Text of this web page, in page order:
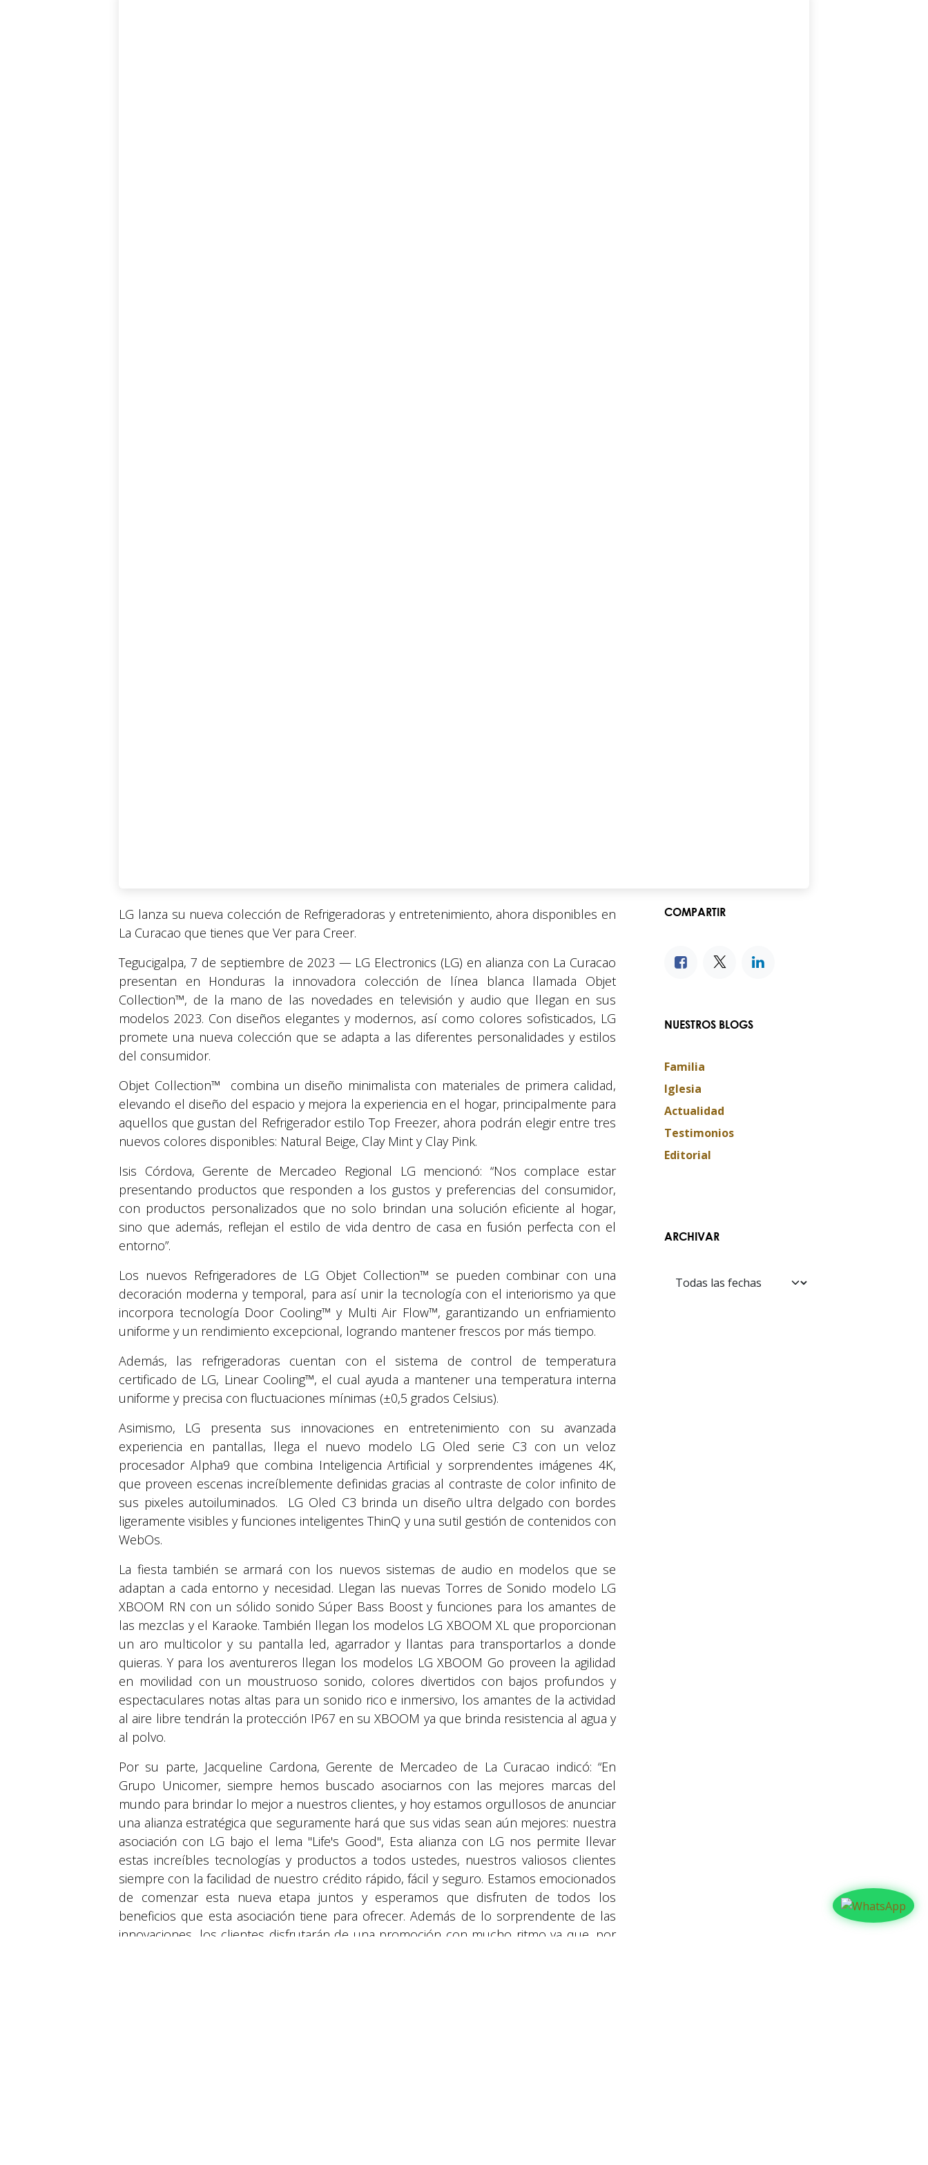
LG lanza su nueva colección de Refrigeradoras y entretenimiento, ahora disponibles en
La Curacao que tienes que Ver para Creer.
Tegucigalpa, 7 de septiembre de 2023 — LG Electronics (LG) en alianza con La Curacao
presentan en Honduras la innovadora colección de línea blanca llamada Objet
Collection™, de la mano de las novedades en televisión y audio que llegan en sus
modelos 2023. Con diseños elegantes y modernos, así como colores sofisticados, LG
promete una nueva colección que se adapta a las diferentes personalidades y estilos
del consumidor.
Objet Collection™ combina un diseño minimalista con materiales de primera calidad,
elevando el diseño del espacio y mejora la experiencia en el hogar, principalmente para
aquellos que gustan del Refrigerador estilo Top Freezer, ahora podrán elegir entre tres
nuevos colores disponibles: Natural Beige, Clay Mint y Clay Pink.
Isis Córdova, Gerente de Mercadeo Regional LG mencionó: “Nos complace estar
presentando productos que responden a los gustos y preferencias del consumidor,
con productos personalizados que no solo brindan una solución eficiente al hogar,
sino que además, reflejan el estilo de vida dentro de casa en fusión perfecta con el
entorno”.
Los nuevos Refrigeradores de LG Objet Collection™ se pueden combinar con una
decoración moderna y temporal, para así unir la tecnología con el interiorismo ya que
incorpora tecnología Door Cooling™ y Multi Air Flow™, garantizando un enfriamiento
uniforme y un rendimiento excepcional, logrando mantener frescos por más tiempo.
Además, las refrigeradoras cuentan con el sistema de control de temperatura
certificado de LG, Linear Cooling™, el cual ayuda a mantener una temperatura interna
uniforme y precisa con fluctuaciones mínimas (±0,5 grados Celsius).
Asimismo, LG presenta sus innovaciones en entretenimiento con su avanzada
experiencia en pantallas, llega el nuevo modelo LG Oled serie C3 con un veloz
procesador Alpha9 que combina Inteligencia Artificial y sorprendentes imágenes 4K,
que proveen escenas increíblemente definidas gracias al contraste de color infinito de
sus pixeles autoiluminados. LG Oled C3 brinda un diseño ultra delgado con bordes
ligeramente visibles y funciones inteligentes ThinQ y una sutil gestión de contenidos con
WebOs.
La fiesta también se armará con los nuevos sistemas de audio en modelos que se
adaptan a cada entorno y necesidad. Llegan las nuevas Torres de Sonido modelo LG
XBOOM RN con un sólido sonido Súper Bass Boost y funciones para los amantes de
las mezclas y el Karaoke. También llegan los modelos LG XBOOM XL que proporcionan
un aro multicolor y su pantalla led, agarrador y llantas para transportarlos a donde
quieras. Y para los aventureros llegan los modelos LG XBOOM Go proveen la agilidad
en movilidad con un moustruoso sonido, colores divertidos con bajos profundos y
espectaculares notas altas para un sonido rico e inmersivo, los amantes de la actividad
al aire libre tendrán la protección IP67 en su XBOOM ya que brinda resistencia al agua y
al polvo.
Por su parte, Jacqueline Cardona, Gerente de Mercadeo de La Curacao indicó: “En
Grupo Unicomer, siempre hemos buscado asociarnos con las mejores marcas del
mundo para brindar lo mejor a nuestros clientes, y hoy estamos orgullosos de anunciar
una alianza estratégica que seguramente hará que sus vidas sean aún mejores: nuestra
asociación con LG bajo el lema "Life's Good", Esta alianza con LG nos permite llevar
estas increíbles tecnologías y productos a todos ustedes, nuestros valiosos clientes
siempre con la facilidad de nuestro crédito rápido, fácil y seguro. Estamos emocionados
de comenzar esta nueva etapa juntos y esperamos que disfruten de todos los
beneficios que esta asociación tiene para ofrecer. Además de lo sorprendente de las
innovaciones, los clientes disfrutarán de una promoción con mucho ritmo ya que, por
COMPARTIR
NUESTROS BLOGS
Familia
Iglesia
Actualidad
Testimonios
Editorial
ARCHIVAR
Suyapa Medios, es una multiplataforma de
comunicación católica en Honduras,
Política y privacidad
© 2026 Suyapa Medios. Todos los derechos reservados.